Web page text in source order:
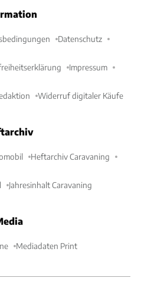
Datenschutz
Impressum
Widerruf digitaler Käufe
Heftarchiv Caravaning
Jahresinhalt Caravaning
Mediadaten Print